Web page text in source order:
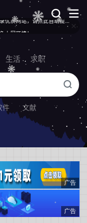
上网环境！
生活 求职
件 文献